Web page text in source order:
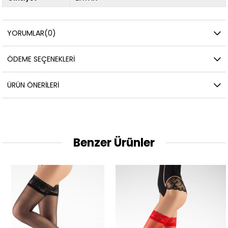
YORUMLAR(0)
ÖDEME SEÇENEKLERI
ÜRÜN ÖNERILERI
Benzer Ürünler